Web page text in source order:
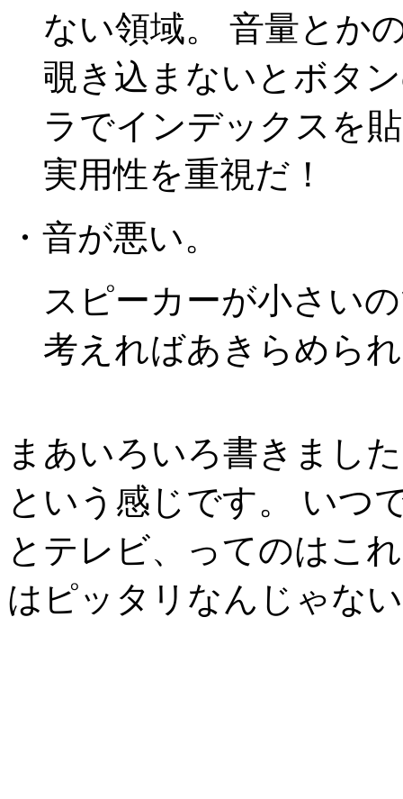
ない領域。 音量とか
覗き込まないとボタ
ラでインデックスを
実用性を重視だ！
・音が悪い。
スピーカーが小さい
考えればあきらめら
まあいろいろ書きまし
という感じです。 いつ
とテレビ、ってのはこ
はピッタリなんじゃな